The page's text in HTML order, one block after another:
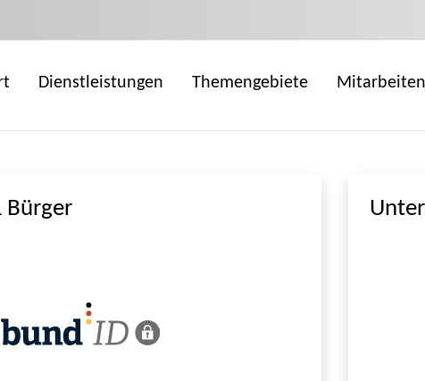
Dienstleistungen Themengebiete
Bürger